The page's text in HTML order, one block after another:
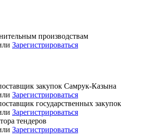
производствам
Зарегистрироваться
закупок Самрук-Казына
Зарегистрироваться
государственных закупок
Зарегистрироваться
тендеров
Зарегистрироваться